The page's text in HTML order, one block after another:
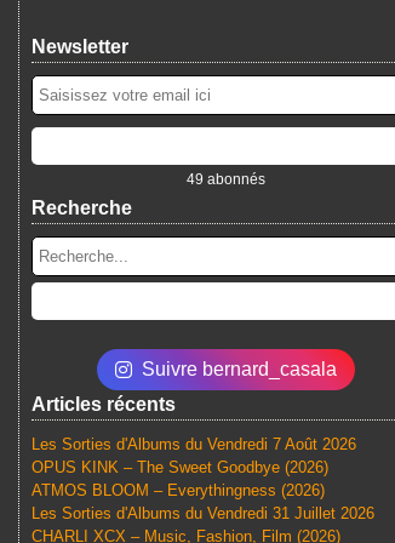
Newsletter
49 abonnés
Recherche
Suivre bernard_casala
Articles récents
Les Sorties d'Albums du Vendredi 7 Août 2026
OPUS KINK – The Sweet Goodbye (2026)
ATMOS BLOOM – Everythingness (2026)
Les Sorties d'Albums du Vendredi 31 Juillet 2026
CHARLI XCX – Music, Fashion, Film (2026)